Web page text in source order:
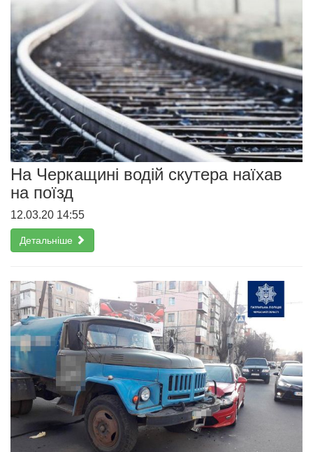
На Черкащині водій скутера наїхав
на поїзд
12.03.20 14:55
Детальніше